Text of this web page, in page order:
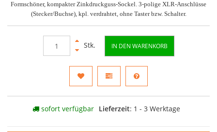
Formschöner, kompakter Zinkdruckguss-Sockel. 3-polige XLR-Anschlüsse
(Stecker/Buchse), kpl. verdrahtet, ohne Taster bzw. Schalter.
Stk. IN DEN WARENKORB
sofort verfügbar Lieferzeit: 1 - 3 Werktage